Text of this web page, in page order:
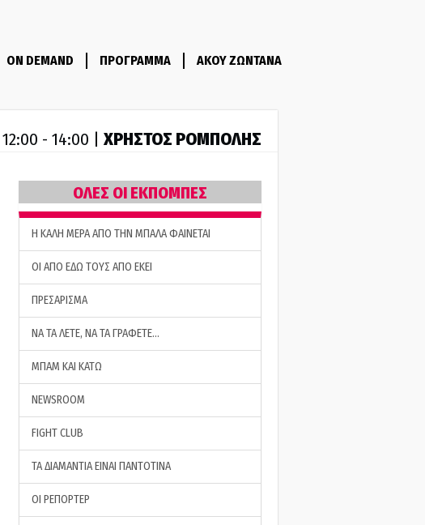
ON DEMAND ΠΡΟΓΡΑΜΜΑ ΑΚΟΥ ΖΩΝΤΑΝΑ
12:00 - 14:00 | ΧΡΗΣΤΟΣ ΡΟΜΠΟΛΗΣ
ΟΛΕΣ ΟΙ ΕΚΠΟΜΠΕΣ
H ΚΑΛΗ ΜΕΡΑ ΑΠΟ ΤΗΝ ΜΠΑΛΑ ΦΑΙΝΕΤΑΙ
ΟΙ ΑΠΟ ΕΔΩ ΤΟΥΣ ΑΠΟ ΕΚΕΙ
ΠΡΕΣΑΡΙΣΜΑ
ΝΑ ΤΑ ΛΕΤΕ, ΝΑ ΤΑ ΓΡΑΦΕΤΕ…
ΜΠΑΜ ΚΑΙ ΚΑΤΩ
NEWSROOM
FIGHT CLUB
ΤΑ ΔΙΑΜΑΝΤΙΑ ΕΙΝΑΙ ΠΑΝΤΟΤΙΝΑ
ΟΙ ΡΕΠΟΡΤΕΡ